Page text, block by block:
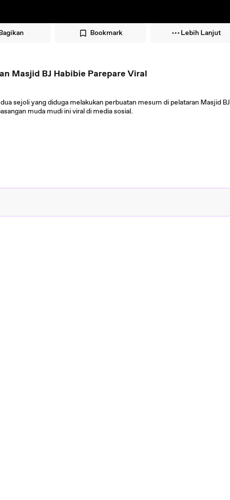
Bookmark Lebih Lanjut
Masjid BJ Habibie Parepare Viral
sejoli yang diduga melakukan perbuatan mesum di pelataran Masjid BJ
muda mudi ini viral di media sosial.